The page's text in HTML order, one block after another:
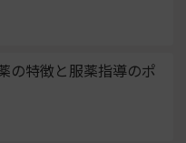
の特徴と服薬指導のポ